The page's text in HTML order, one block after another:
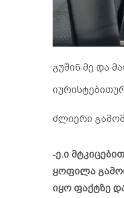
გუშინ მე და
ძლიერი
-ე.ი
ყოფილა
იყო ფაქტზე